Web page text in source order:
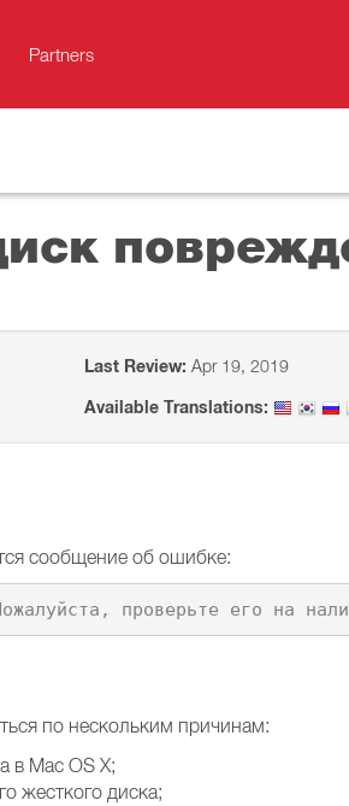
Partners
Last Review: Apr 19, 2019
Available Translations:
сообщение об ошибке:
по нескольким причинам:
в Mac OS X;
жесткого диска;